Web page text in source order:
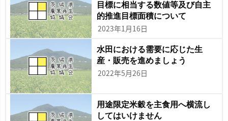
目標に相当する数値等及び自主
的推進目標面積について
2023年1月16日
水田における需要に応じた生
産・販売を進めましょう
2022年5月26日
用途限定米穀を主食用へ横流し
してはいけません